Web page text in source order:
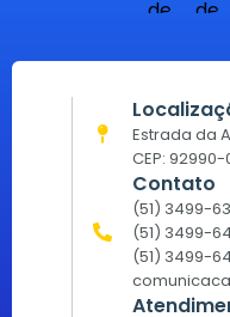
Estrada da
CEP: 92990-
Contato
(51) 3499-
(51) 3499-
(51) 3499-